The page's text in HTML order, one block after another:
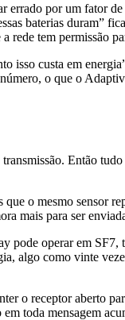
por um fator
baterias duram”
rede tem permissão
isso custa em
o que o
Então
o mesmo sensor
mais para ser
pode operar em
algo como vinte
o receptor aberto
toda mensagem